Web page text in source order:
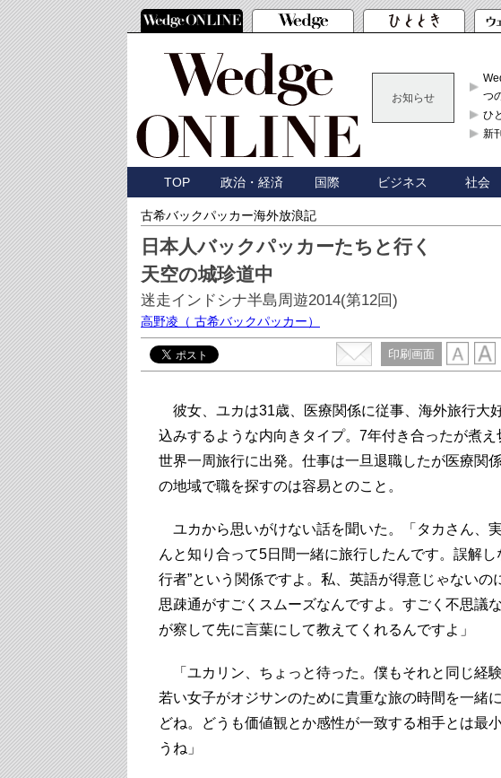
お知らせ
つ
ひ
新
TOP 政治・経済 国際 ビジネス 社会
古希バックパッカー海外放浪記
日本人バックパッカーたちと行く
天空の城珍道中
迷走インドシナ半島周遊2014(第12回)
高野凌 （ 古希バックパッカー）
印刷画面
彼女、ユカは31歳、医療関係に従事、海外旅行大
込みするような内向きタイプ。7年付き合ったが煮
世界一周旅行に出発。仕事は一旦退職したが医療関
の地域で職を探すのは容易とのこと。
ユカから思いがけない話を聞いた。「タカさん、
んと知り合って5日間一緒に旅行したんです。誤解
行者”という関係ですよ。私、英語が得意じゃない
思疎通がすごくスムーズなんですよ。すごく不思議
が察して先に言葉にして教えてくれるんですよ」
「ユカリン、ちょっと待った。僕もそれと同じ経
若い女子がオジサンのために貴重な旅の時間を一緒
どね。どうも価値観とか感性が一致する相手とは最
うね」